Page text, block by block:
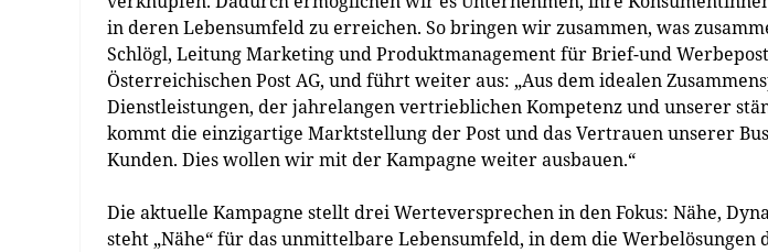
in deren Lebensumfeld zu erreichen. So bringen wir zusammen, was
Schlögl, Leitung Marketing und Produktmanagement für Brief-und
Österreichischen Post AG, und führt weiter aus: „Aus dem idealen
Dienstleistungen, der jahrelangen vertrieblichen Kompetenz und unserer
kommt die einzigartige Marktstellung der Post und das Vertrauen unserer
Kunden. Dies wollen wir mit der Kampagne weiter ausbauen.“
Die aktuelle Kampagne stellt drei Werteversprechen in den Fokus: Nähe,
steht „Nähe“ für das unmittelbare Lebensumfeld, in dem die Werbelösungen